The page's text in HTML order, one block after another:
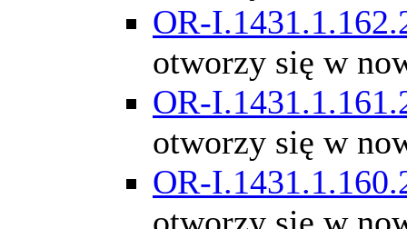
OR-
otworzy się w
OR-
otworzy się w
OR-